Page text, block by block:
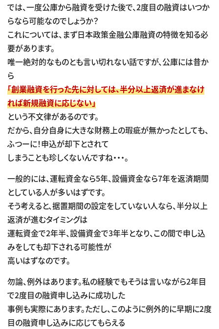
では、一度公庫から融資を受けた後で、2度目の融資はいつか
らなら可能なのでしょうか？
これについては、まず日本政策金融公庫融資の特徴を知る必
要があります。
唯一絶対的なものとも言い切れない話ですが、公庫には昔か
ら
「創業融資を行った先に対しては、半分以上返済が進まなけ
れば新規融資に応じない」
という不文律があるのです。
だから、自分自身に大きな財務上の瑕疵が無かったとしても、
ふつーに！申込が却下とされて
しまうことも珍しくないんですね・・・。
一般的には、運転資金なら5年、設備資金なら7年を返済期間
としている人が多いはずです。
そう考えると、据置期間の設定をしていない人なら、半分以上
返済が進むタイミングは
運転資金で2年半、設備資金で3年半となり、この間で申し込
みをしても却下される可能性が
高いはずなのです。
勿論、例外はあります。私の経験でもそうは言いながら2年目
で2度目の融資申し込みに成功した
事例も実際にあります。ただし、このように例外的に早期に2度
目の融資申し込みに応じてもらえる